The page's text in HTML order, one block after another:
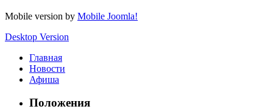
Mobile version by Mobile Joomla!
Desktop Version
Главная
Новости
Афиша
Положения